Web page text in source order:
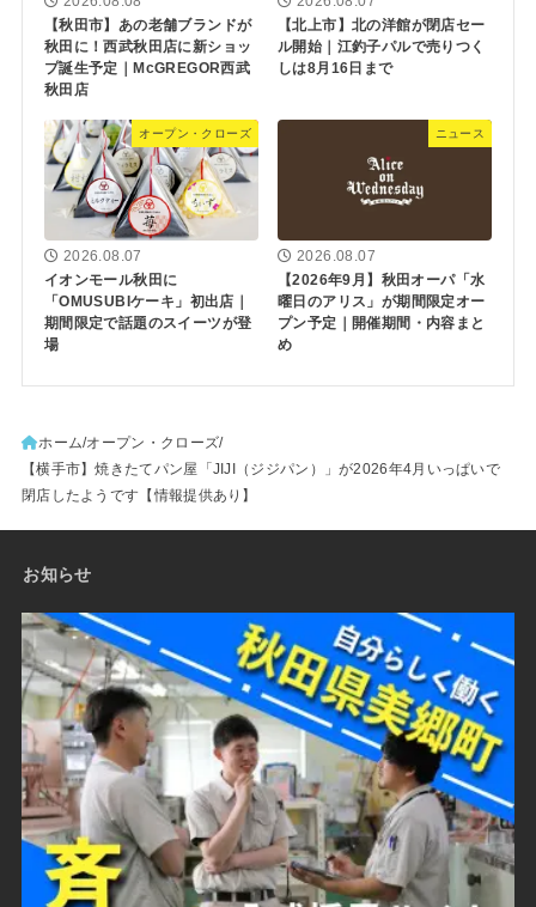
【秋田市】あの老舗ブランドが
秋田に！西武秋田店に新ショッ
プ誕生予定｜McGREGOR西武
秋田店
【北上市】北の洋館が閉店セー
ル開始｜江釣子パルで売りつく
しは8月16日まで
オープン・クローズ
2026.08.07
イオンモール秋田に
「OMUSUBIケーキ」初出店｜
期間限定で話題のスイーツが登
場
ニュース
2026.08.07
【2026年9月】秋田オーパ「水
曜日のアリス」が期間限定オー
プン予定｜開催期間・内容まと
め
ホーム オープン・クローズ
【横手市】焼きたてパン屋「JIJI（ジジパン）」が2026年4月いっぱいで
閉店したようです【情報提供あり】
お知らせ